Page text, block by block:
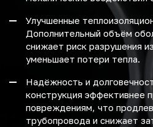
Улучшенные
Дополнительный объём
снижает риск разрушения
уменьшает потери тепла.
Надёжность и
конструкция эффективнее
повреждениям, что
трубопровода и снижает